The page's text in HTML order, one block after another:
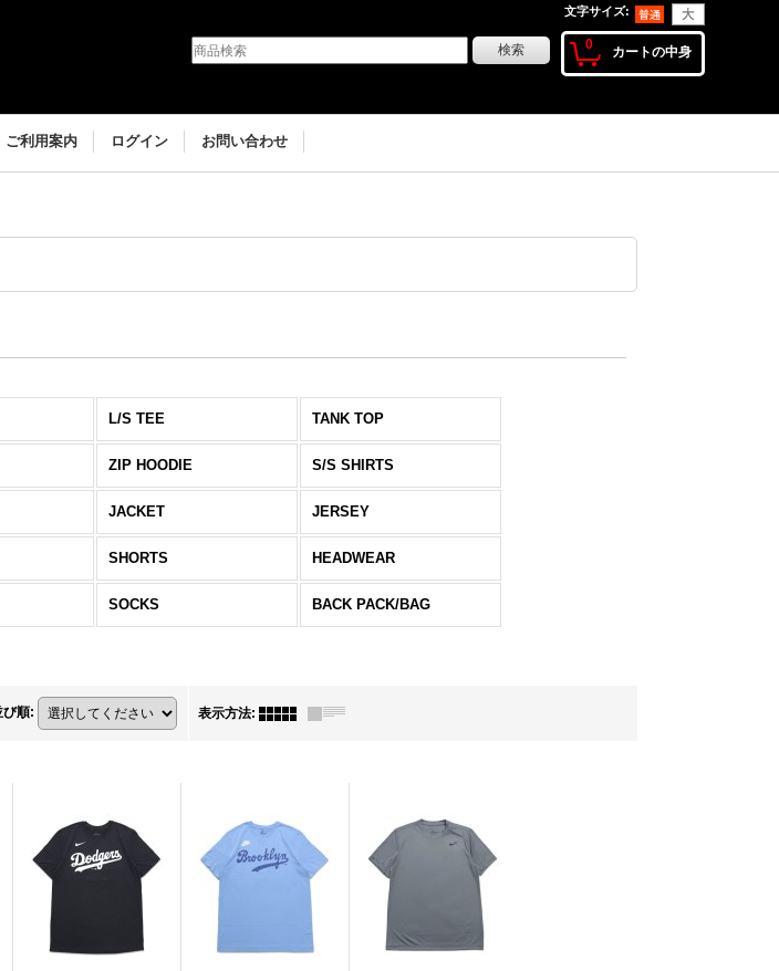
文字サイズ:
0 カートの中身
ご利用案内 ログイン お問い合わせ
L/S TEE TANK TOP
ZIP HOODIE S/S SHIRTS
JACKET JERSEY
SHORTS HEADWEAR
SOCKS BACK PACK/BAG
び順: 表示方法: